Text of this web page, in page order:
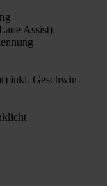
Assist)
inkl. Geschwin­